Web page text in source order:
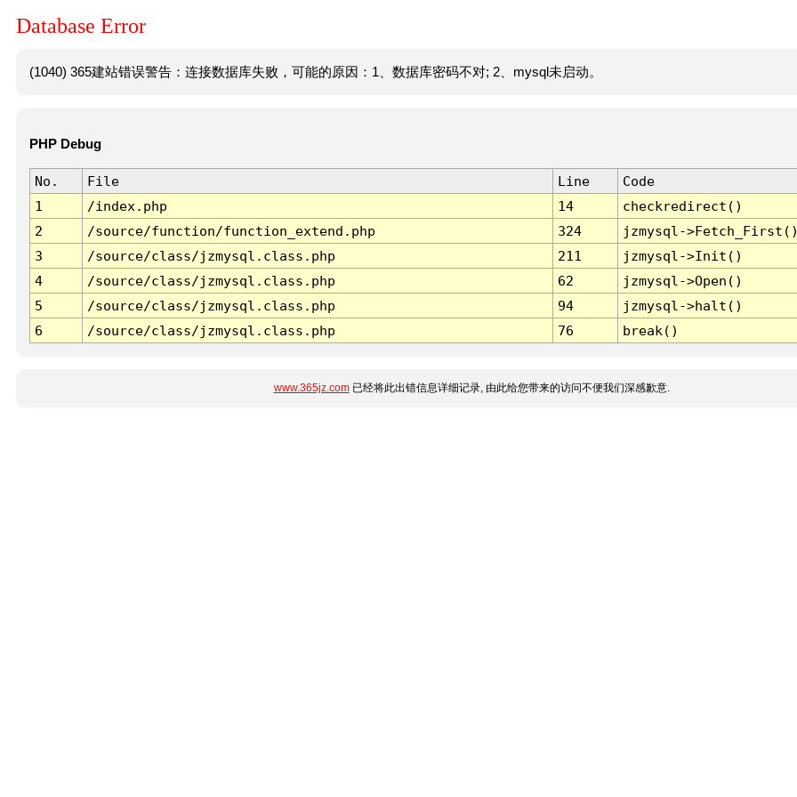
Database Error
(1040) 365建站错误警告：连接数据库失败，可能的原因：1、数据库密码不对; 2、mysql未启动。
PHP Debug
No. File Line
Code
1
/index.php 14
checkredirect()
2
/source/function/function_extend.php 324
jzmysql-
3
/source/class/jzmysql.class.php 211
jzmysql->Init()
4
/source/class/jzmysql.class.php 62
jzmysql->Open()
5
/source/class/jzmysql.class.php 94
jzmysql->halt()
6
/source/class/jzmysql.class.php 76 break()
www.365jz.com已经将此出错信息详细记录, 由此给您带来的访问不便我们深感歉意.